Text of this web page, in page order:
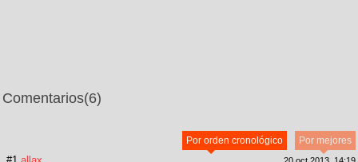
Comentarios(6)
Por mejores
Por orden cronológico